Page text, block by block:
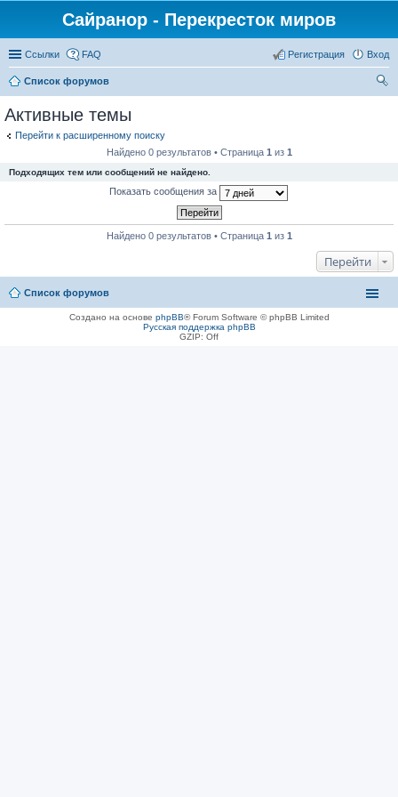
Сайранор - Перекресток миров
Ссылки FAQ Вход
Регистрация
Список форумов
Активные темы
Перейти к расширенному поиску
Найдено 0 результатов • Страница 1 из 1
Подходящих тем или сообщений не найдено.
Показать сообщения за
Найдено 0 результатов • Страница 1 из 1
Перейти
Список форумов
Создано на основе phpBB® Forum Software © phpBB Limited
Русская поддержка phpBB
GZIP: Off